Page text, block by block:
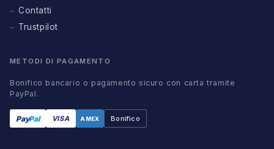
Contatti
Trustpilot
METODI DI PAGAMENTO
Bonifico bancario o pagamento sicuro con carta tramite
PayPal.
PayPal VISA AMEX Bonifico